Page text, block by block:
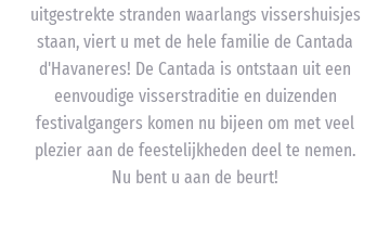
uitgestrekte stranden waarlangs vissershuisjes
staan, viert u met de hele familie de Cantada
d'Havaneres! De Cantada is ontstaan uit een
eenvoudige visserstraditie en duizenden
festivalgangers komen nu bijeen om met veel
plezier aan de feestelijkheden deel te nemen.
Nu bent u aan de beurt!